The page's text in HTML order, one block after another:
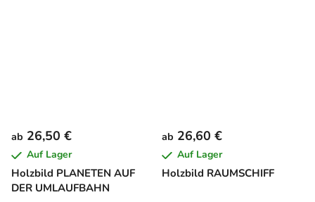
Holzbild PLANETEN AUF
DER UMLAUFBAHN
ab 26,50 €
Auf Lager
Holzbild RAUMSCHIFF
ab 26,60 €
Auf Lager